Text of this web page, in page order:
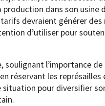
dans son usine
devraient générer des
d’utiliser pour
soulignant l’importance
réservant les représailles
pour diversifier